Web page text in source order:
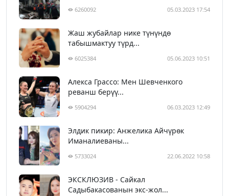
6260092 05.03.2023 17:54
Жаш жубайлар нике түнүндө
табышмактуу түрд...
6025384 05.06.2023 10:51
Алекса Грассо: Мен Шевченкого
реванш берүү...
5904294 06.03.2023 12:49
Элдик пикир: Анжелика Айчүрөк
Иманалиеваны...
5733024 22.06.2022 10:58
ЭКСКЛЮЗИВ - Сайкал
Садыбакасованын экс-жол...